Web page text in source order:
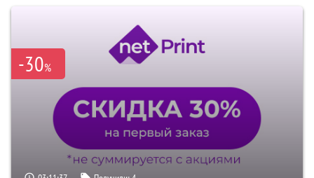
-30%